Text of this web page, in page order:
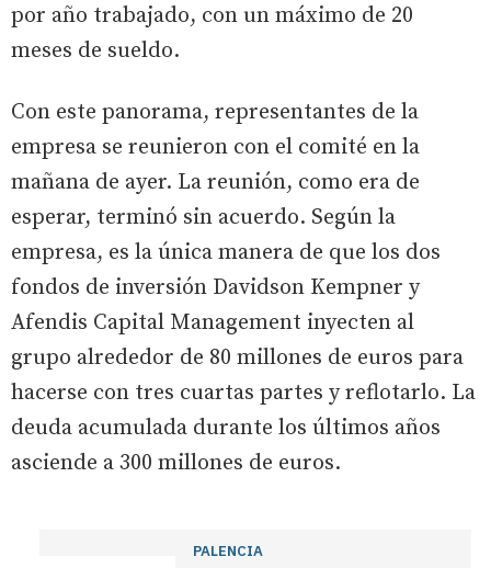
por año trabajado, con un máximo de 20
meses de sueldo.
Con este panorama, representantes de la
empresa se reunieron con el comité en la
mañana de ayer. La reunión, como era de
esperar, terminó sin acuerdo. Según la
empresa, es la única manera de que los dos
fondos de inversión Davidson Kempner y
Afendis Capital Management inyecten al
grupo alrededor de 80 millones de euros para
hacerse con tres cuartas partes y reflotarlo. La
deuda acumulada durante los últimos años
asciende a 300 millones de euros.
PALENCIA